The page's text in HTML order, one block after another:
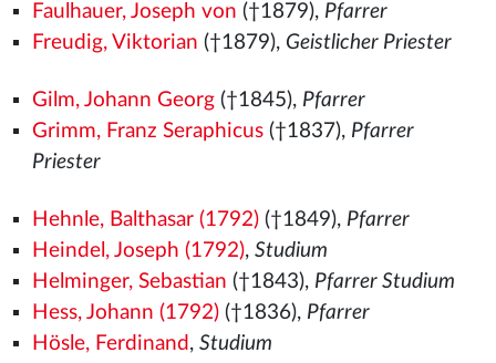
Faulhauer, Joseph von (†1879), Pfarrer
Freudig, Viktorian (†1879), Geistlicher Priester
Gilm, Johann Georg(†1845), Pfarrer
Grimm, Franz Seraphicus(†1837), Pfarrer
Priester
Hehnle, Balthasar (1792)(†1849), Pfarrer
Heindel, Joseph (1792), Studium
Helminger, Sebastian (†1843), Pfarrer Studium
Hess, Johann (1792)(†1836), Pfarrer
Hösle, Ferdinand , Studium